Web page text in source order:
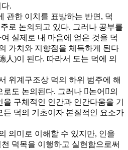
.
관한 이치를 표방하는 반면, 덕
로 논의되고 있다. 그러나 공부를
실제로 내 마음에 얻은 것을 덕
가치와 지향점을 체득하게 된다
人)이 된다. 따라서 도는 덕에 의
위계구조상 덕의 하위 범주에 해
도 논의된다. 그러나 󰡔논어󰡕의
구체적인 인간과 인간다움을 기
든 덕의 기초이자 본질적인 요소가
의미로 이해할 수 있지만, 인을
덕목을 이행하고 실현함으로써